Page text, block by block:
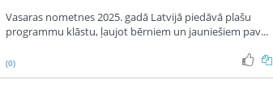
Vasaras nometnes 2025. gadā Latvijā piedāvā plašu
programmu klāstu, ļaujot bērniem un jauniešiem pav...
(0)